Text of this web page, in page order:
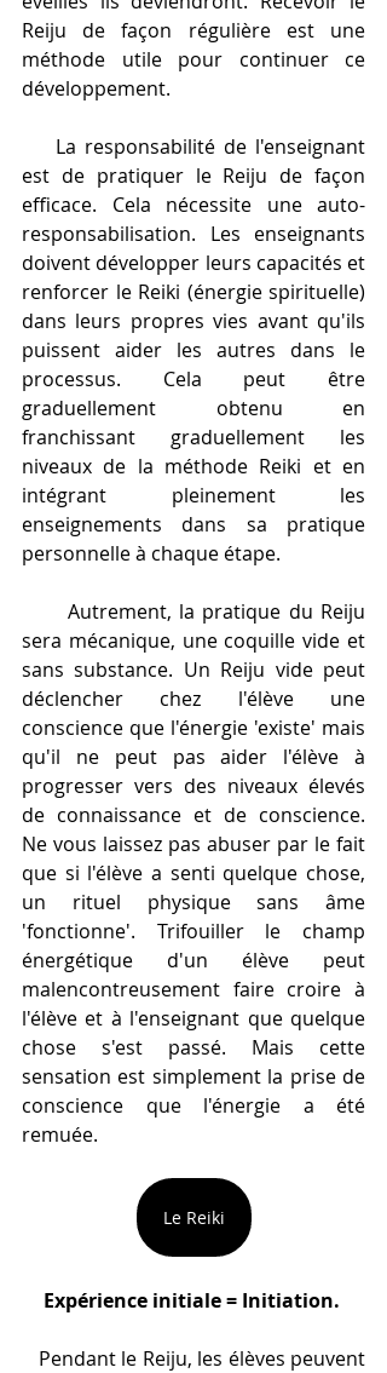
Reiju de façon régulière est une
méthode utile pour continuer ce
développement.
est de pratiquer le Reiju de façon
efficace. Cela nécessite une auto-
responsabilisation. Les enseignants
doivent développer leurs capacités et
renforcer le Reiki (énergie spirituelle)
dans leurs propres vies avant qu'ils
puissent aider les autres dans le
processus. Cela peut être
graduellement obtenu en
franchissant graduellement les
niveaux de la méthode Reiki et en
intégrant pleinement les
enseignements dans sa pratique
personnelle à chaque étape.
sera mécanique, une coquille vide et
sans substance. Un Reiju vide peut
déclencher chez l'élève une
conscience que l'énergie 'existe' mais
qu'il ne peut pas aider l'élève à
progresser vers des niveaux élevés
de connaissance et de conscience.
Ne vous laissez pas abuser par le fait
que si l'élève a senti quelque chose,
un rituel physique sans âme
'fonctionne'. Trifouiller le champ
énergétique d'un élève peut
malencontreusement faire croire à
l'élève et à l'enseignant que quelque
chose s'est passé. Mais cette
sensation est simplement la prise de
conscience que l'énergie a été
remuée.
Le Reiki
Expérience initiale = Initiation.